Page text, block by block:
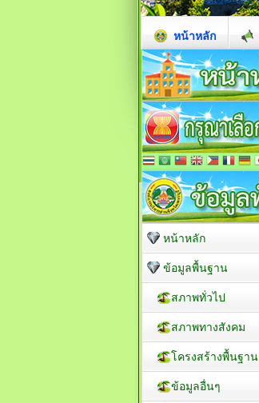
หน้าหลัก
หน้าหลัก
ข้อมูลพื้นฐาน
สภาพทั่วไป
สภาพทางสังคม
โครงสร้างพื้นฐาน
ข้อมูลอื่นๆ